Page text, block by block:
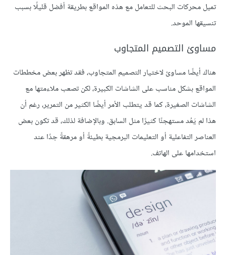
تميل محركات البحث للتعامل مع هذه المواقع بطريقة أفضل قليلًا بسبب
تنسيقها الموحد.
مساوئ التصميم المتجاوب
هناك أيضًا مساوئ لاختيار التصميم المتجاوب، فقد تظهر بعض مخططات
المواقع بشكل مناسب على الشاشات الكبيرة، لكن تصعب ملاءمتها مع
الشاشات الصغيرة، كما قد يتطلب الأمر أيضًا الكثير من التمرير، رغم أن
هذا لم يَعُد مستهجنًا كثيرًا مثل السابق. وبالإضافة لذلك، قد تكون بعض
العناصر التفاعلية أو التعليمات البرمجية بطيئةً أو مرهقةً جدًا عند
استخدامها على الهاتف.